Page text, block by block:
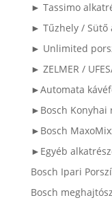
► Tassimo
► Tűzhely / Sütő
► Unlimited
► ZELMER /
►Automata
►Bosch Konyhai
►Bosch
►Egyéb
Bosch Ipari
Bosch